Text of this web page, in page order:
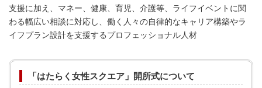
支援に加え、マネー、健康、育児、介護等、ライフイベントに関
わる幅広い相談に対応し、働く人々の自律的なキャリア構築やラ
イフプラン設計を支援するプロフェッショナル人材
「はたらく女性スクエア」開所式について